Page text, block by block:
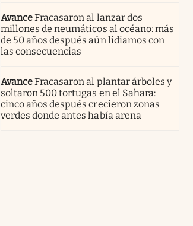
AvanceFracasaron al lanzar dos
millones de neumáticos al océano: más
de 50 años después aún lidiamos con
las consecuencias
AvanceFracasaron al plantar árboles y
soltaron 500 tortugas en el Sahara:
cinco años después crecieron zonas
verdes donde antes había arena